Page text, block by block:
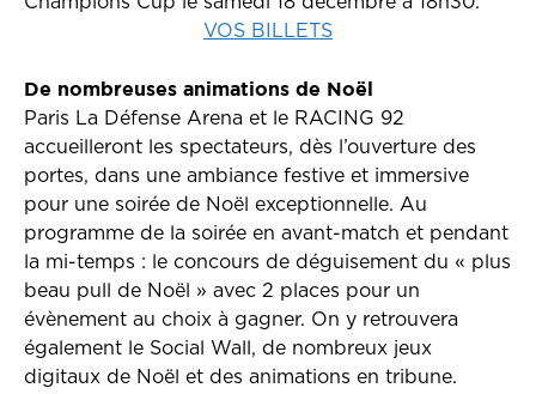
VOS BILLETS
De nombreuses animations de Noël
Paris La Défense Arena et le RACING 92
accueilleront les spectateurs, dès l’ouverture des
portes, dans une ambiance festive et immersive
pour une soirée de Noël exceptionnelle. Au
programme de la soirée en avant-match et pendant
la mi-temps : le concours de déguisement du « plus
beau pull de Noël » avec 2 places pour un
évènement au choix à gagner. On y retrouvera
également le Social Wall, de nombreux jeux
digitaux de Noël et des animations en tribune.